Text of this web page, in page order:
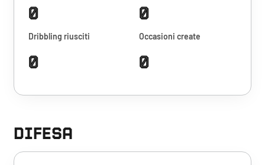
0 0
Dribbling riusciti
0
Occasioni create
0
DIFESA